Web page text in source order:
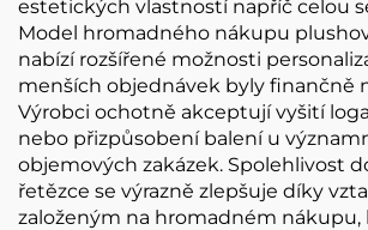
estetických vlastností napříč celou
Model hromadného nákupu
nabízí rozšířené možnosti
menších objednávek byly finančně
Výrobci ochotně akceptují vyšití
nebo přizpůsobení balení u
objemových zakázek. Spolehlivost
řetězce se výrazně zlepšuje díky
založeným na hromadném nákupu,